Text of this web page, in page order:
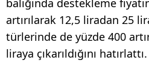
artırılarak 12,5 liradan 25
türlerinde de yüzde 400
liraya çıkarıldığını hatırlattı.